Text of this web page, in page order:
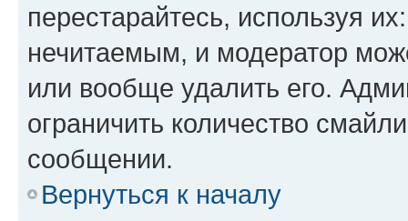
перестарайтесь, используя
нечитаемым, и модератор
или вообще удалить его.
ограничить количество
сообщении.
Вернуться к началу